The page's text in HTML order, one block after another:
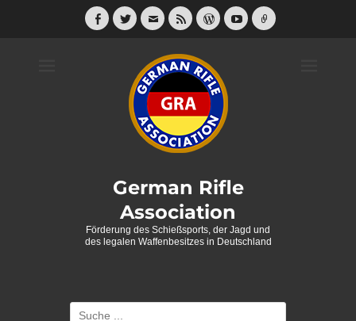
Facebook
Twitter
E-
Feed WordPress
YouTube
Link
German Rifle
Association
Förderung des Schießsports, der Jagd und
des legalen Waffenbesitzes in Deutschland
Suche